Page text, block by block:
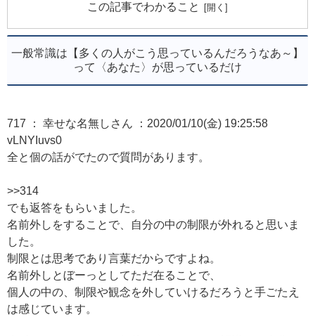
この記事でわかること
一般常識は【多くの人がこう思っているんだろうなあ～】
って〈あなた〉が思っているだけ
717 ： 幸せな名無しさん ：2020/01/10(金) 19:25:58
vLNYIuvs0
全と個の話がでたので質問があります。
>>314
でも返答をもらいました。
名前外しをすることで、自分の中の制限が外れると思いま
した。
制限とは思考であり言葉だからですよね。
名前外しとぼーっとしてただ在ることで、
個人の中の、制限や観念を外していけるだろうと手ごたえ
は感じています。